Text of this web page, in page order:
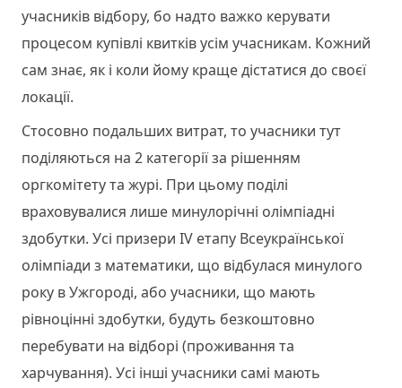
учасників відбору, бо надто важко керувати
процесом купівлі квитків усім учасникам. Кожний
сам знає, як і коли йому краще дістатися до своєї
локації.
Стосовно подальших витрат, то учасники тут
поділяються на 2 категорії за рішенням
оргкомітету та журі. При цьому поділі
враховувалися лише минулорічні олімпіадні
здобутки. Усі призери IV етапу Всеукраїнської
олімпіади з математики, що відбулася минулого
року в Ужгороді, або учасники, що мають
рівноцінні здобутки, будуть безкоштовно
перебувати на відборі (проживання та
харчування). Усі інші учасники самі мають